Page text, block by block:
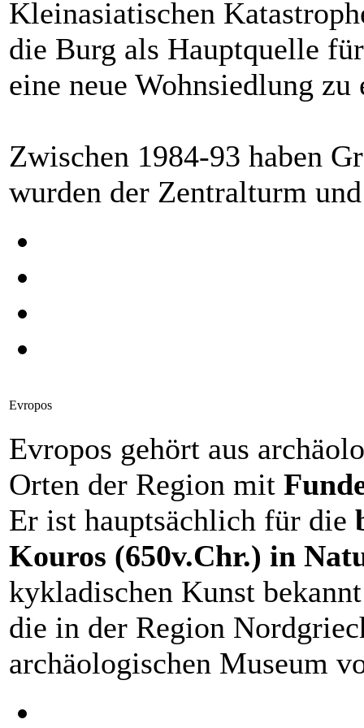
Kleinasiatischen
die Burg als Hauptquelle
eine neue Wohnsiedlung zu
Zwischen 1984-93 haben
wurden der Zentralturm
Evropos
Evropos gehört aus
Orten der Region mit
Er ist hauptsächlich für die
Kouros (650v.Chr.) in
kykladischen Kunst
die in der Region
archäologischen Museum